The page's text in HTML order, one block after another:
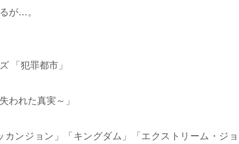
が…。
「犯罪都市」
れた真実～」
ンジョン」「キングダム」「エクストリーム・ジョ